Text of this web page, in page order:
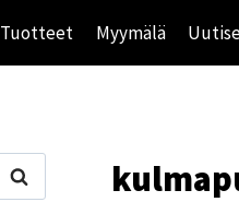
Tuotteet Myymälä
Haku